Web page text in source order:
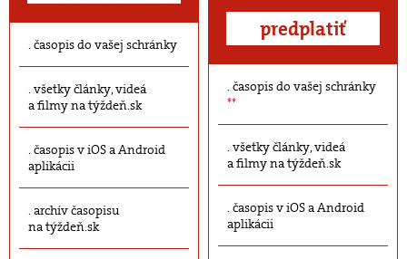
časopis do vašej schránky
všetky články, videá
a filmy na týždeň.sk
časopis v iOS a Android
aplikácii
archív časopisu
na týždeň.sk
predplatiť
časopis do vašej schránky
**
všetky články, videá
a filmy na týždeň.sk
časopis v iOS a Android
aplikácii